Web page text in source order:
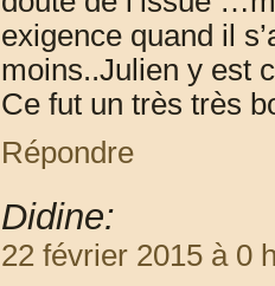
exigence quand il
moins..Julien y est
Ce fut un très très
Répondre
Didine:
22 février 2015 à 0